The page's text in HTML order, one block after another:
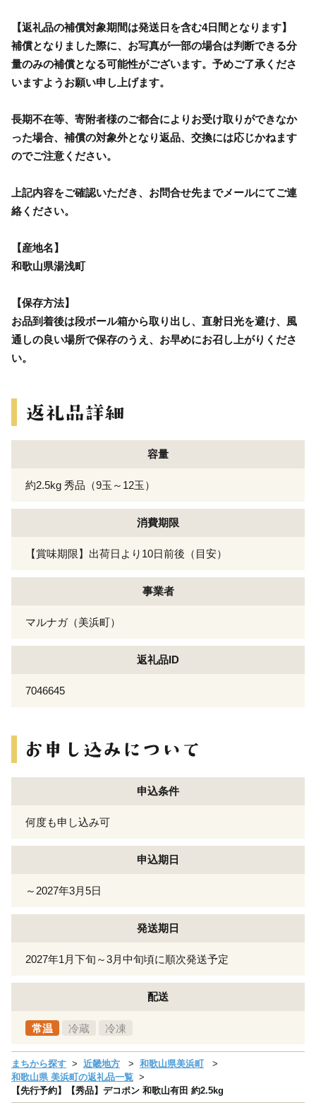
【返礼品の補償対象期間は発送日を含む4日間となります】
補償となりました際に、お写真が一部の場合は判断できる分
量のみの補償となる可能性がございます。予めご了承くださ
いますようお願い申し上げます。
長期不在等、寄附者様のご都合によりお受け取りができなか
った場合、補償の対象外となり返品、交換には応じかねます
のでご注意ください。
上記内容をご確認いただき、お問合せ先までメールにてご連
絡ください。
【産地名】
和歌山県湯浅町
【保存方法】
お品到着後は段ボール箱から取り出し、直射日光を避け、風
通しの良い場所で保存のうえ、お早めにお召し上がりくださ
い。
容量
約2.5kg 秀品（9玉～12玉）
消費期限
【賞味期限】出荷日より10日前後（目安）
事業者
マルナガ（美浜町）
返礼品ID
7046645
申込条件
何度も申し込み可
申込期日
～2027年3月5日
発送期日
2027年1月下旬～3月中旬頃に順次発送予定
配送
常温 冷蔵 冷凍
まちから探す 近畿地方
和歌山県美浜町
和歌山県 美浜町の返礼品一覧
【先行予約】【秀品】デコポン 和歌山有田 約2.5kg